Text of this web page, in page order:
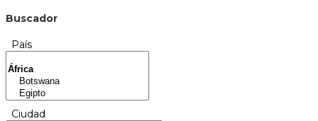
Buscador
País
Ciudad